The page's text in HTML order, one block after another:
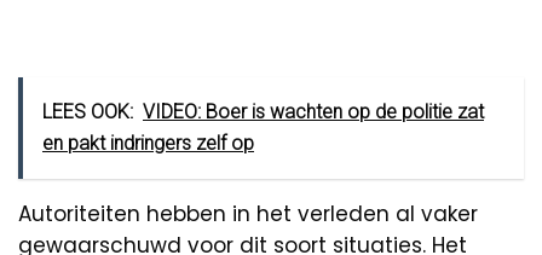
LEES OOK: VIDEO: Boer is wachten op de politie zat
en pakt indringers zelf op
Autoriteiten hebben in het verleden al vaker
gewaarschuwd voor dit soort situaties. Het